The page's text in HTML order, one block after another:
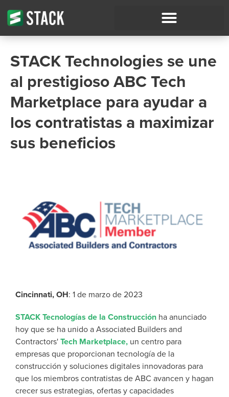
STACK Technologies se une
al prestigioso ABC Tech
Marketplace para ayudar a
los contratistas a maximizar
sus beneficios
Cincinnati, OH: 1 de marzo de 2023
STACK Tecnologías de la Construcción ha anunciado
hoy que se ha unido a Associated Builders and
Contractors' Tech Marketplace, un centro para
empresas que proporcionan tecnología de la
construcción y soluciones digitales innovadoras para
que los miembros contratistas de ABC avancen y hagan
crecer sus estrategias, ofertas y capacidades